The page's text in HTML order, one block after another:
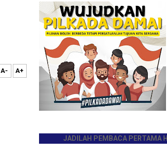
A- A+
JADILAH PEMBACA PERTAMA HARI INI